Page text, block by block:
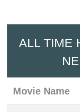
ALL TIME
Movie Name